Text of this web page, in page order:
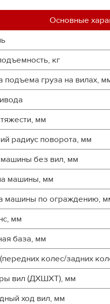
Основные
кг
подъема груза на вилах,
мм
радиус поворота, мм
без вил, мм
машины, мм
машины по ограждению,
мм
база, мм
колес/задних
вил (ДXШXТ), мм
ход вил, мм